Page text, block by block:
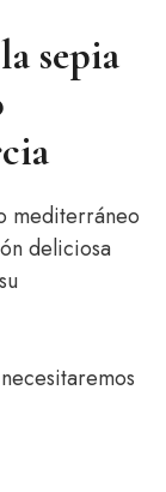
sepia
mediterráneo
deliciosa